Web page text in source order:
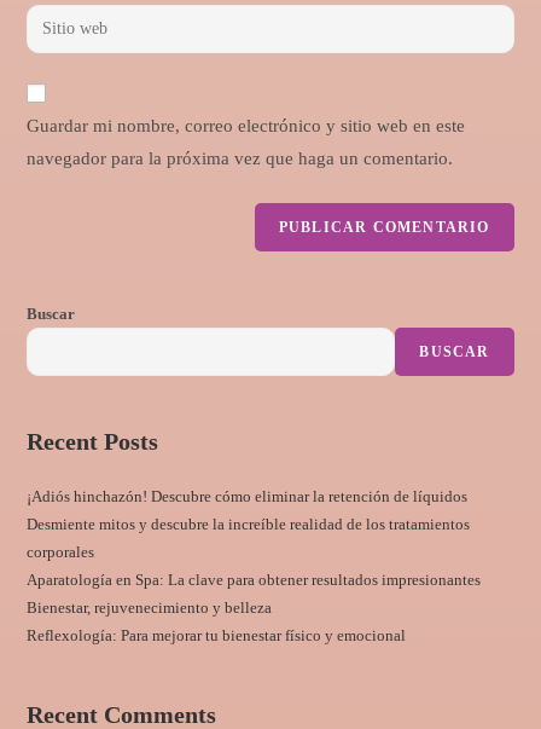
Guardar mi nombre, correo electrónico y sitio web en este
navegador para la próxima vez que haga un comentario.
Buscar
BUSCAR
Recent Posts
¡Adiós hinchazón! Descubre cómo eliminar la retención de líquidos
Desmiente mitos y descubre la increíble realidad de los tratamientos
corporales
Aparatología en Spa: La clave para obtener resultados impresionantes
Bienestar, rejuvenecimiento y belleza
Reflexología: Para mejorar tu bienestar físico y emocional
Recent Comments